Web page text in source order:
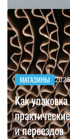
МАГАЗИНЫ
Как
и переездов